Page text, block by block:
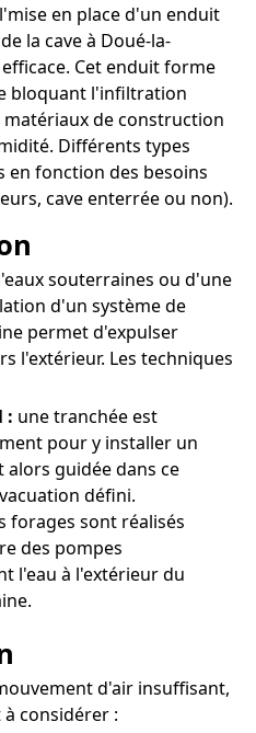
en place d'un enduit
la cave à Doué-la-
Cet enduit forme
bloquant l'infiltration
de construction
Différents types
fonction des besoins
cave enterrée ou non).
souterraines ou d'une
d'un système de
permet d'expulser
l'extérieur. Les techniques
: une tranchée est
pour y installer un
alors guidée dans ce
défini.
forages sont réalisés
des pompes
l'eau à l'extérieur du
d'air insuffisant,
considérer :